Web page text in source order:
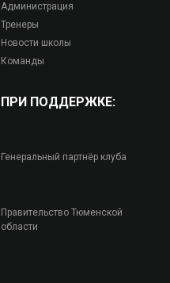
Администрация
Тренеры
Новости школы
Команды
ПРИ ПОДДЕРЖКЕ:
Генеральный партнёр клуба
Правительство Тюменской
области